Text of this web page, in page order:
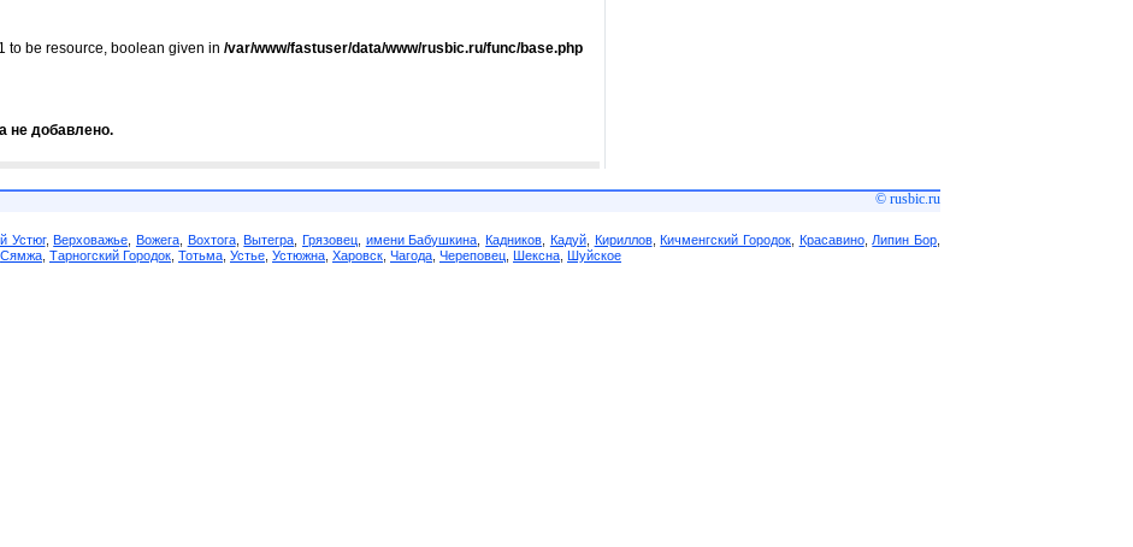
to be resource, boolean given in /var/www/fastuser/data/www/rusbic.ru/func/base.php
не добавлено.
© rusbic.ru
Устюг,Верховажье Вожега, Вохтога,Вытегра ,Грязовец имени Бабушкина ,Кадников Кадуй, Кириллов,Кичменгский Городок, Красавино, Липин Бор
Сямжа Тарногский Городок Тотьма Устье Устюжна Харовск Чагода Череповец Шексна Шуйское